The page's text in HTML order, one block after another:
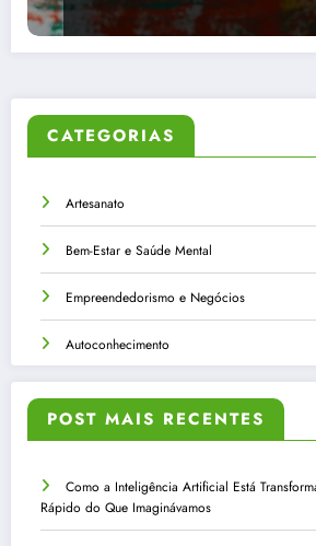
CATEGORIAS
Artesanato
Bem-Estar e Saúde Mental
Empreendedorismo e Negócios
Autoconhecimento
POST MAIS RECENTES
Como a Inteligência Artificial Está
Rápido do Que Imaginávamos